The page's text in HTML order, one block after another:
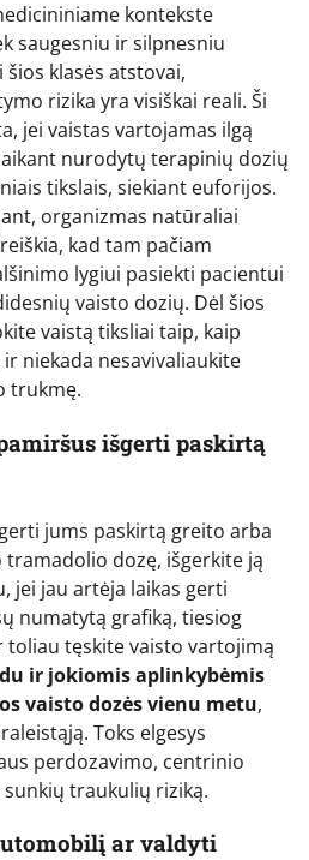
kontekste
saugesniu ir silpnesniu
klasės atstovai,
rizika yra visiškai reali. Ši
jei vaistas vartojamas ilgą
nurodytų terapinių dozių
tikslais, siekiant euforijos.
organizmas natūraliai
kad tam pačiam
lygiui pasiekti pacientui
vaisto dozių. Dėl šios
vaistą tiksliai taip, kaip
niekada nesavivaliaukite
trukmę.
išgerti paskirtą
jums paskirtą greito arba
dozę, išgerkite ją
jei jau artėja laikas gerti
numatytą grafiką, tiesiog
tęskite vaisto vartojimą
ir jokiomis aplinkybėmis
vaisto dozės vienu metu,
Toks elgesys
perdozavimo, centrinio
traukulių riziką.
ar valdyti